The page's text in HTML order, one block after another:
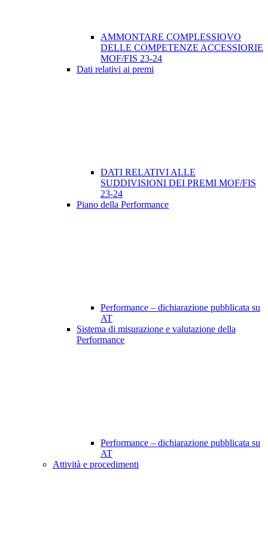
AMMONTARE COMPLESSIOVO
DELLE COMPETENZE ACCESSIORIE
MOF/FIS 23-24
Dati relativi ai premi
DATI RELATIVI ALLE
SUDDIVISIONI DEI PREMI MOF/FIS
23-24
Piano della Performance
Performance – dichiarazione pubblicata su
AT
Sistema di misurazione e valutazione della
Performance
Performance – dichiarazione pubblicata su
AT
Attività e procedimenti